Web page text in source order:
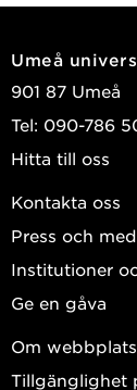
Umeå
901 87 Umeå
Tel: 090-786
Hitta till oss
Kontakta oss
Press och
Institutioner
Ge en gåva
Om
Tillgänglighet